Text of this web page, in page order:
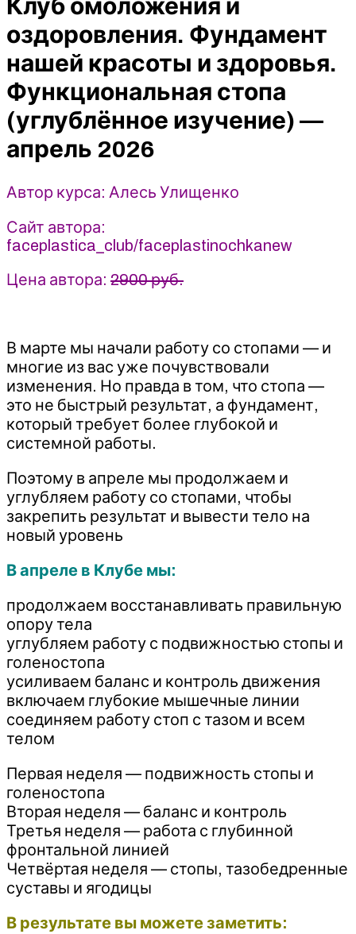
Фундамент
нашей
красоты
и
здоровья.
Функциональная
стопа
(углублённое
изучение)
2026)
Алесь
Улищенко
Клуб омоложения и
оздоровления. Фундамент
нашей красоты и здоровья.
Функциональная стопа
(углублённое изучение) —
апрель 2026
Автор курса: Алесь Улищенко
Сайт автора:
faceplastica_club/faceplastinochkanew
Цена автора: 2900 руб.
В марте мы начали работу со стопами — и
многие из вас уже почувствовали
изменения. Но правда в том, что стопа —
это не быстрый результат, а фундамент,
который требует более глубокой и
системной работы.
Поэтому в апреле мы продолжаем и
углубляем работу со стопами, чтобы
закрепить результат и вывести тело на
новый уровень
В апреле в Клубе мы:
продолжаем восстанавливать правильную
опору тела
углубляем работу с подвижностью стопы и
голеностопа
усиливаем баланс и контроль движения
включаем глубокие мышечные линии
соединяем работу стоп с тазом и всем
телом
Первая неделя — подвижность стопы и
голеностопа
Вторая неделя — баланс и контроль
Третья неделя — работа с глубинной
фронтальной линией
Четвёртая неделя — стопы, тазобедренные
суставы и ягодицы
В результате вы можете заметить: